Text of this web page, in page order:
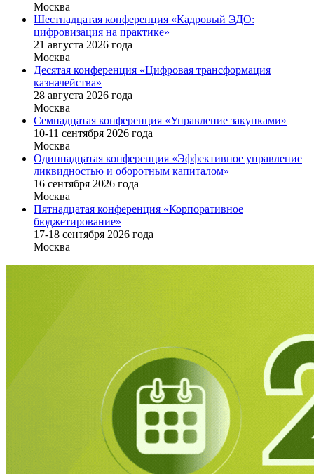
Москва
Шестнадцатая конференция «Кадровый ЭДО:
цифровизация на практике»
21 августа 2026 года
Москва
Десятая конференция «Цифровая трансформация
казначейства»
28 августа 2026 года
Москва
Семнадцатая конференция «Управление закупками»
10-11 сентября 2026 года
Москва
Одиннадцатая конференция «Эффективное управление
ликвидностью и оборотным капиталом»
16 cентября 2026 года
Москва
Пятнадцатая конференция «Корпоративное
бюджетирование»
17-18 сентября 2026 года
Москва